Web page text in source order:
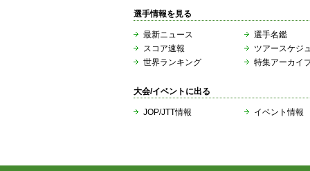
選手情報を見る
最新ニュース
スコア速報
世界ランキング
選手名鑑
ツアースケジ
特集アーカイ
大会/イベントに出る
JOP/JTT情報 イベント情報